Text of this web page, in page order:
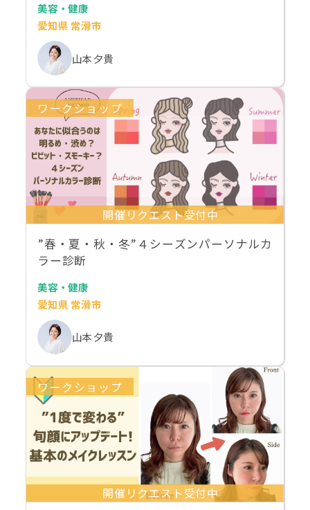
美容・健康
愛知県 常滑市
山本 夕貴
ワークショップ
開催リクエスト受付中
”春・夏・秋・冬”４シーズンパーソナルカ
ラー診断
美容・健康
愛知県 常滑市
山本 夕貴
ワークショップ
開催リクエスト受付中